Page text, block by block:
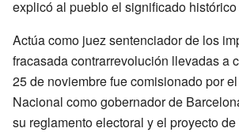
explicó al pueblo el significado
Actúa como juez sentenciador de los
fracasada contrarrevolución llevadas a
25 de noviembre fue comisionado por
Nacional como gobernador de
su reglamento electoral y el proyecto